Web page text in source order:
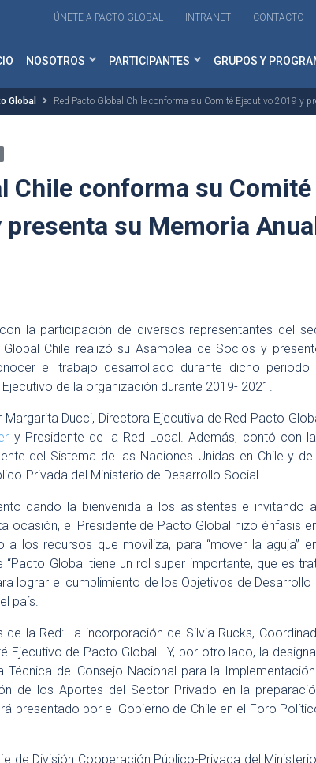
ÚNETE A PACTO GLOBAL INTRANET CONTACTO
NOSOTROS PARTICIPANTES GRUPOS Y
Global Red Pacto Global Chile conforma su Comité Ejecutivo 2019 y
Chile conforma su Comité
su Memoria
la participación de diversos representantes del
Chile realizó su Asamblea de Socios y
el trabajo desarrollado durante dicho
de la organización durante 2019- 2021.
Ducci, Directora Ejecutiva de Red Pacto
y Presidente de la Red Local. Además, contó con
del Sistema de las Naciones Unidas en Chile y de
Privada del Ministerio de Desarrollo Social.
dando la bienvenida a los asistentes e invitando
ocasión, el Presidente de Pacto Global hizo énfasis
a los recursos que moviliza, para “mover la aguja”
Global tiene un rol super importante, que es
lograr el cumplimiento de los Objetivos de Desarrollo
país.
la Red: La incorporación de Silvia Rucks,
Ejecutivo de Pacto Global. Y, por otro lado, la
Técnica del Consejo Nacional para la
de los Aportes del Sector Privado en la
presentado por el Gobierno de Chile en el Foro
de División Cooperación Público-Privada del